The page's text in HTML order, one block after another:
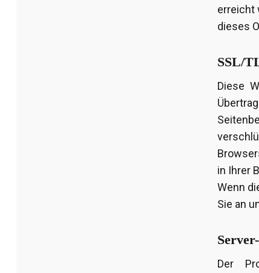
erreicht
dieses
SSL/
Diese
in Ihrer
Wenn
Sie an
Der